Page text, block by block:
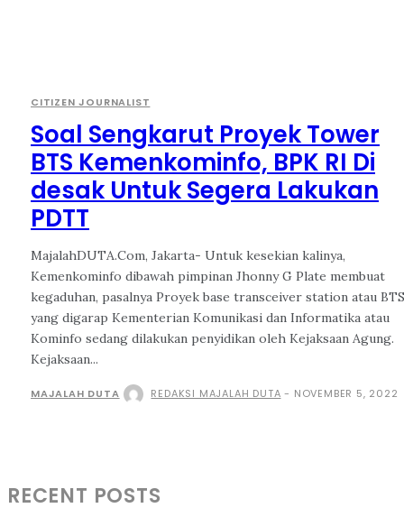
CITIZEN JOURNALIST
Soal Sengkarut Proyek Tower
BTS Kemenkominfo, BPK RI Di
desak Untuk Segera Lakukan
PDTT
MajalahDUTA.Com, Jakarta- Untuk kesekian kalinya,
Kemenkominfo dibawah pimpinan Jhonny G Plate membuat
kegaduhan, pasalnya Proyek base transceiver station atau BTS
yang digarap Kementerian Komunikasi dan Informatika atau
Kominfo sedang dilakukan penyidikan oleh Kejaksaan Agung.
Kejaksaan...
MAJALAH DUTA REDAKSI MAJALAH DUTA - NOVEMBER 5, 2022
RECENT POSTS